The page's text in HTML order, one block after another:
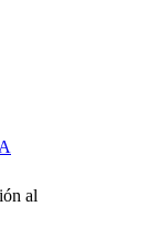
al